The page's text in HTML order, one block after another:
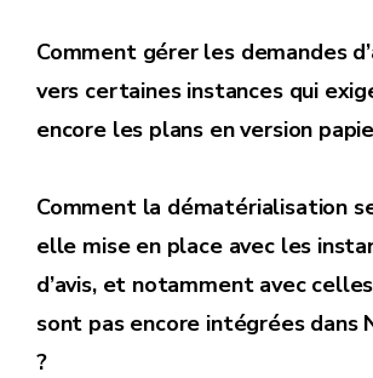
Comment gérer les demandes
vers certaines instances qui
encore les plans en version
Comment la dématérialisation
elle mise en place avec les
d’avis, et notamment avec
sont pas encore intégrées dans
?